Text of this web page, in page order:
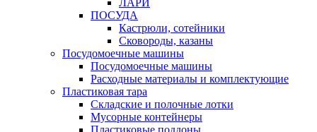
ЛАРИ
ПОСУДА
Кастрюли, сотейники
Сковороды, казаны
Посудомоечные машины
Посудомоечные машины
Расходные материалы и комплектующие
Пластиковая тара
Складские и полочные лотки
Мусорные контейнеры
Пластиковые поддоны